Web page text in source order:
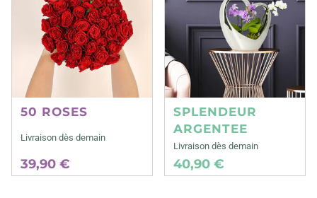
50 ROSES
Livraison dès demain
39,90 €
SPLENDEUR
ARGENTEE
Livraison dès demain
40,90 €